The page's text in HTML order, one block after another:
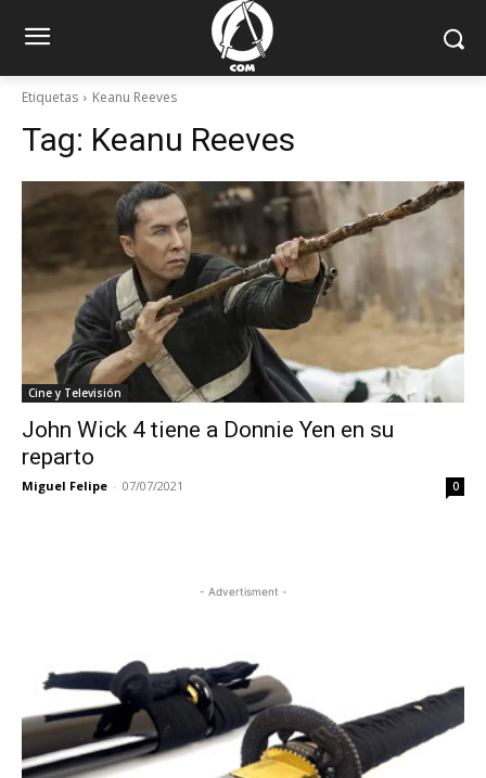
Etiquetas Keanu Reeves
Tag: Keanu Reeves
Cine y Televisión
John Wick 4 tiene a Donnie Yen en su
reparto
Miguel Felipe - 07/07/2021 0
- Advertisment -